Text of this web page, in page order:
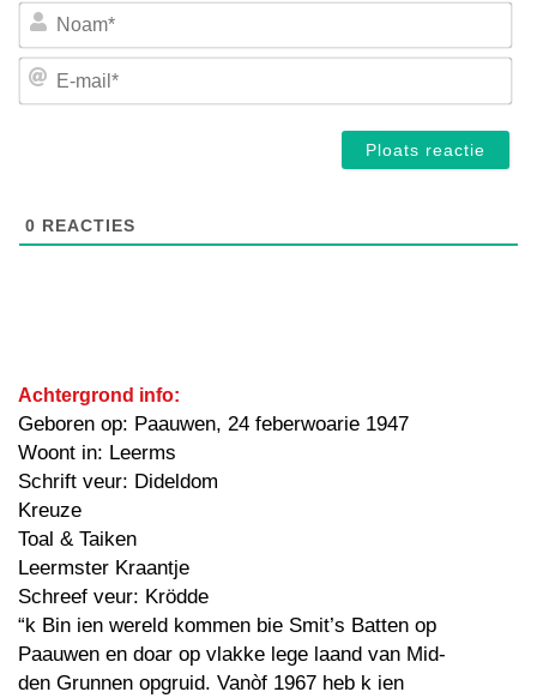
E-
0 REACTIES
Achtergrond info:
Geboren op: Paauwen, 24 feberwoarie 1947
Woont in: Leerms
Schrift veur: Dideldom
Kreuze
Toal & Taiken
Leermster Kraantje
Schreef veur: Krödde
“k Bin ien wereld kommen bie Smit’s Batten op
Paauwen en doar op vlakke lege laand van Mid-
den Grunnen opgruid. Vanòf 1967 heb k ien